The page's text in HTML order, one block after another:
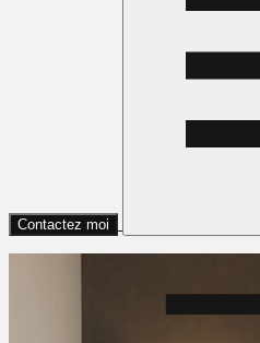
Contactez moi